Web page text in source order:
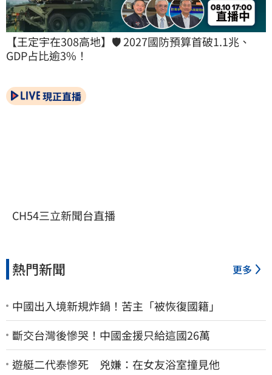
【王定宇在308高地】🛡️ 2027國防預算首破1.1兆、
GDP占比逾3%！
現正直播
CH54三立新聞台直播
熱門新聞 更多
中國出入境新規炸鍋！苦主「被恢復國籍」
斷交台灣後慘哭！中國金援只給這國26萬
遊艇二代泰慘死 兇嫌：在女友浴室撞見他